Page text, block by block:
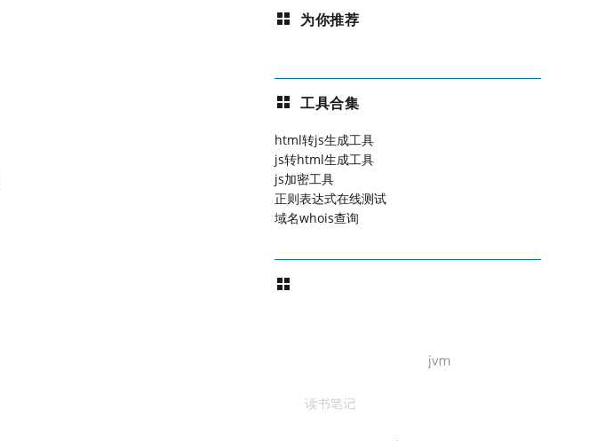
为你推荐
工具合集
html转js生成工具
js转html生成工具
js加密工具
正则表达式在线测试
域名whois查询